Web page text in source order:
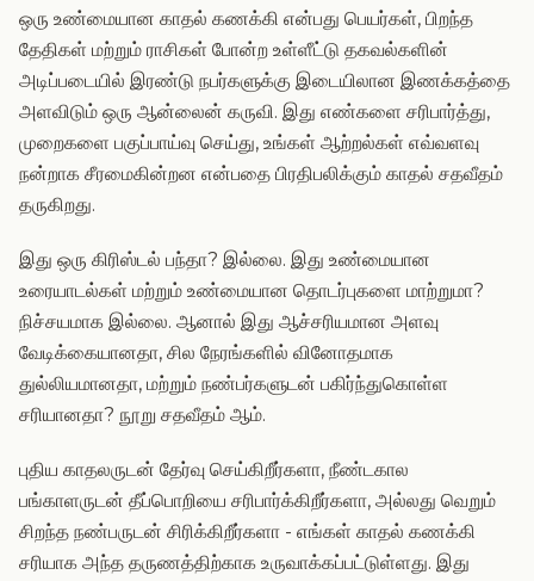
ஒரு உண்மையான காதல் கணக்கி என்பது பெயர்கள், பிறந்த
தேதிகள் மற்றும் ராசிகள் போன்ற உள்ளீட்டு தகவல்களின்
அடிப்படையில் இரண்டு நபர்களுக்கு இடையிலான இணக்கத்தை
அளவிடும் ஒரு ஆன்லைன் கருவி. இது எண்களை சரிபார்த்து,
முறைகளை பகுப்பாய்வு செய்து, உங்கள் ஆற்றல்கள் எவ்வளவு
நன்றாக சீரமைகின்றன என்பதை பிரதிபலிக்கும் காதல் சதவீதம்
தருகிறது.
இது ஒரு கிரிஸ்டல் பந்தா? இல்லை. இது உண்மையான
உரையாடல்கள் மற்றும் உண்மையான தொடர்புகளை மாற்றுமா?
நிச்சயமாக இல்லை. ஆனால் இது ஆச்சரியமான அளவு
வேடிக்கையானதா, சில நேரங்களில் வினோதமாக
துல்லியமானதா, மற்றும் நண்பர்களுடன் பகிர்ந்துகொள்ள
சரியானதா? நூறு சதவீதம் ஆம்.
புதிய காதலருடன் தேர்வு செய்கிறீர்களா, நீண்டகால
பங்காளருடன் தீப்பொறியை சரிபார்க்கிறீர்களா, அல்லது வெறும்
சிறந்த நண்பருடன் சிரிக்கிறீர்களா - எங்கள் காதல் கணக்கி
சரியாக அந்த தருணத்திற்காக உருவாக்கப்பட்டுள்ளது. இது